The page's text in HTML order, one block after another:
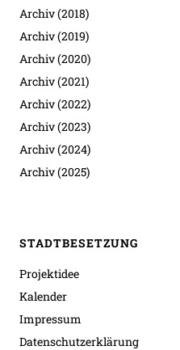
Archiv (2018)
Archiv (2019)
Archiv (2020)
Archiv (2021)
Archiv (2022)
Archiv (2023)
Archiv (2024)
Archiv (2025)
STADTBESETZUNG
Projektidee
Kalender
Impressum
Datenschutzerklärung